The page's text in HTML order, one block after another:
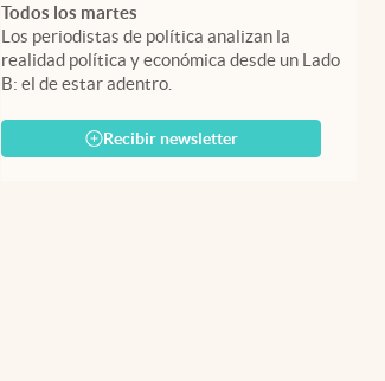
Todos los martes
Los periodistas de política analizan la
realidad política y económica desde un Lado
B: el de estar adentro.
Recibir newsletter